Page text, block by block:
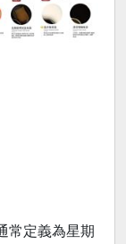
常定義為星期